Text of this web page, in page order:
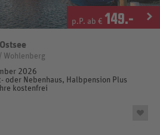
p.P. ab € 149.-
Wohlenberg
2026
oder Nebenhaus, Halbpension Plus
kostenfrei